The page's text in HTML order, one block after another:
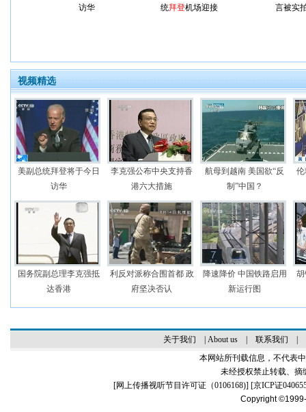
访华
统拜登机场迎接
言被实
视频精选
美副总统拜登将于今日
访华
李克强公布中央支持香
港六大措施
航母到越南 美国欲“反
制”中国？
国务院副总理李克强抵
达香港
利反对派称合围首都 政
府坚决否认
降速降价 中国铁路启用
新运行图
关于我们 About us| 联系我们
本网站所刊载信息，不代表
未经授权禁止转载、摘
[网上传播视听节目许可证（0106168)] [京ICP证
Copyright